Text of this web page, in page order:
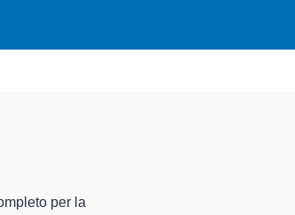
nel territorio di Podenzano e